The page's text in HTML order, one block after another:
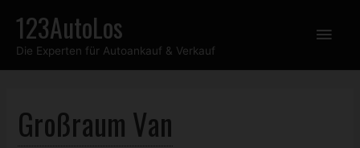
Inhalt
springen
123AutoLos
Die Experten für Autoankauf & Verkauf
Großraum Van